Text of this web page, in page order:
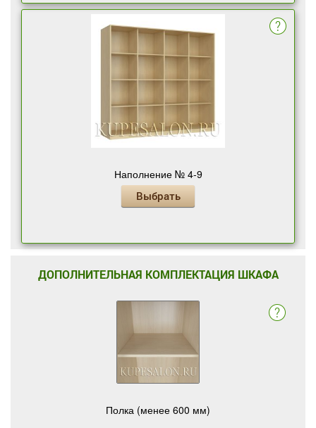
Наполнение № 4-9
Выбрать
ДОПОЛНИТЕЛЬНАЯ КОМПЛЕКТАЦИЯ ШКАФА
Полка (менее 600 мм)